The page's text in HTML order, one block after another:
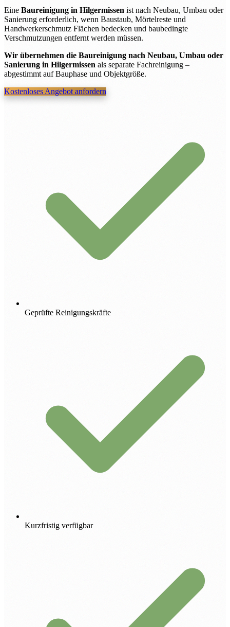
Eine Baureinigung in Hilgermissen ist nach Neubau, Umbau oder
Sanierung erforderlich, wenn Baustaub, Mörtelreste und
Handwerkerschmutz Flächen bedecken und baubedingte
Verschmutzungen entfernt werden müssen.
Wir übernehmen die Baureinigung nach Neubau, Umbau oder
Sanierung in Hilgermissen als separate Fachreinigung –
abgestimmt auf Bauphase und Objektgröße.
Kostenloses Angebot anfordern
Geprüfte Reinigungskräfte
Kurzfristig verfügbar